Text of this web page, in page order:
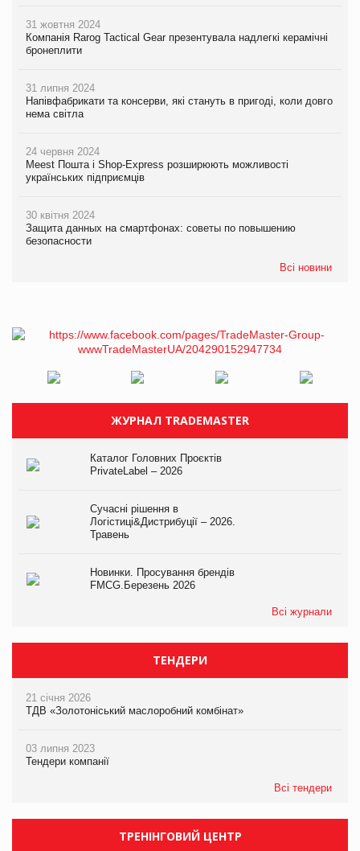
31 жовтня 2024
Компанія Rarog Tactical Gear презентувала надлегкі керамічні
бронеплити
31 липня 2024
Напівфабрикати та консерви, які стануть в пригоді, коли довго
нема світла
24 червня 2024
Meest Пошта і Shop-Express розширюють можливості
українських підприємців
30 квітня 2024
Защита данных на смартфонах: советы по повышению
безопасности
Всі новини
ЖУРНАЛ TRADEMASTER
Каталог Головних Проєктів
PrivateLabel – 2026
Сучасні рішення в
Логістиці&Дистрибуції – 2026.
Травень
Новинки. Просування брендів
FMCG.Березень 2026
Всі журнали
ТЕНДЕРИ
21 січня 2026
ТДВ «Золотоніський маслоробний комбінат»
03 липня 2023
Тендери компанії
Всі тендери
ТРЕНІНГОВИЙ ЦЕНТР